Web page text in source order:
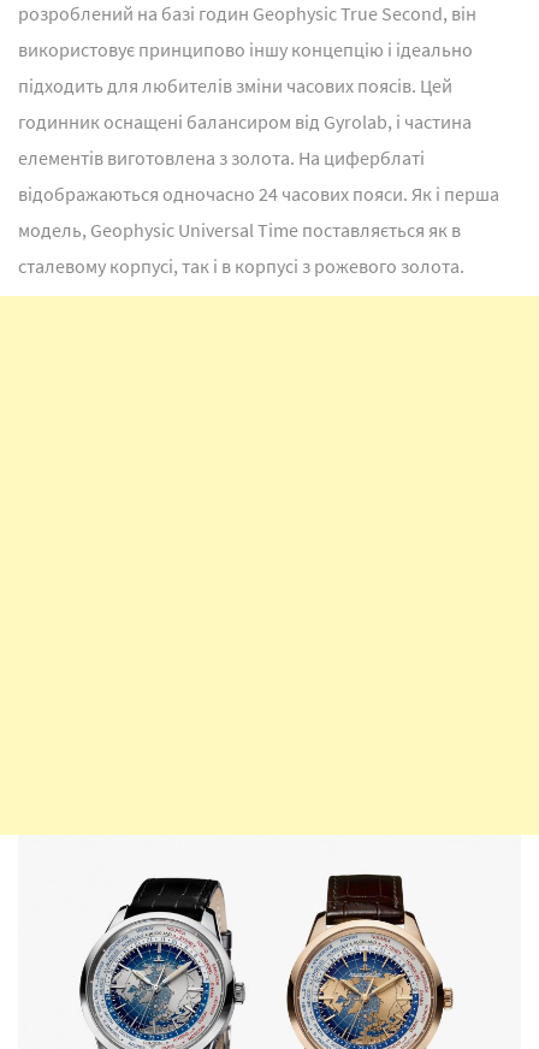
розроблений на базі годин Geophysic True Second, він
використовує принципово іншу концепцію і ідеально
підходить для любителів зміни часових поясів. Цей
годинник оснащені балансиром від Gyrolab, і частина
елементів виготовлена з золота. На циферблаті
відображаються одночасно 24 часових пояси. Як і перша
модель, Geophysic Universal Time поставляється як в
сталевому корпусі, так і в корпусі з рожевого золота.